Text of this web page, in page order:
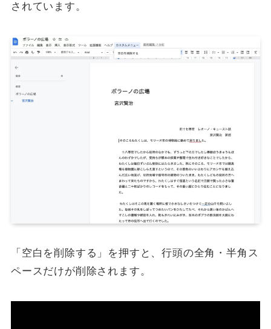
されています。
「空白を削除する」を押すと、行頭の全角・半角ス
ペースだけが削除されます。